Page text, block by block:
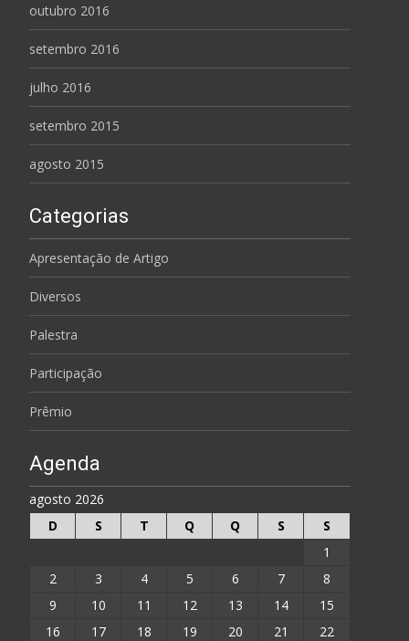
outubro 2016
setembro 2016
julho 2016
setembro 2015
agosto 2015
Categorias
Apresentação de Artigo
Diversos
Palestra
Participação
Prêmio
Agenda
agosto 2026
D
S T Q Q S
S
1
2
3 4 5 6 7
8
9
10 11 12 13 14
15
16
17 18 19 20 21 22